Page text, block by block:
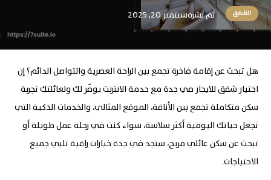
الشقق تم نشرهسبتمبر 20, 2025
هل تبحث عن إقامة فاخرة تجمع بين الراحة العصرية والتواصل الدائم؟ إن
اختيار شقق للايجار في جدة مع خدمة الانترنت يوفّر لك ولعائلتك تجربة
سكن متكاملة تجمع بين الأناقة، الموقع المثالي، والخدمات الذكية التي
تجعل حياتك اليومية أكثر سلاسة، سواء كنت في رحلة عمل طويلة أو
تبحث عن سكن عائلي مريح، ستجد في جدة خيارات راقية تلبي جميع
الاحتياجات.